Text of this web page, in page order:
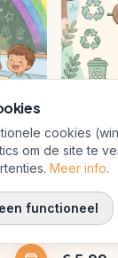
Groep 5-8
De
cookies
om de site te
Meer info.
functioneel